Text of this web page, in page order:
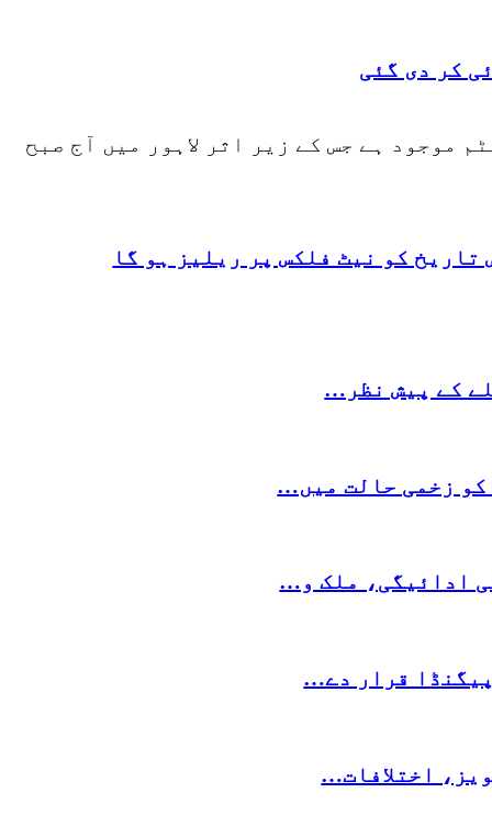
کر دی گئی
موجود ہے جس کے زیر اثر لاہور میں آج صبح
کے پیش نظر…
زخمی حالت میں…
ادائیگی، ملک و…
قرار دے…